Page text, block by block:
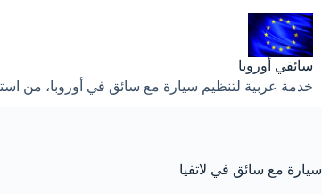
إلى
المحتوى
سائقي أوروبا
خدمة عربية لتنظيم سيارة مع سائق في أوروبا، من
سيارة مع سائق في لاتفيا